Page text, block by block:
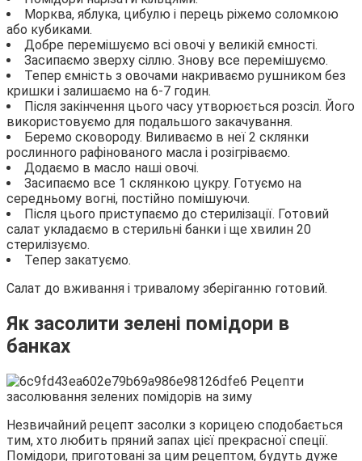
Морква, яблука, цибулю і перець ріжемо соломкою
або кубиками.
Добре перемішуємо всі овочі у великій ємності.
Засипаємо зверху сіллю. Знову все перемішуємо.
Тепер ємність з овочами накриваємо рушником без
кришки і залишаємо на 6-7 годин.
Після закінчення цього часу утворюється розсіл. Його
використовуємо для подальшого закачування.
Беремо сковороду. Виливаємо в неї 2 склянки
рослинного рафінованого масла і розігріваємо.
Додаємо в масло наші овочі.
Засипаємо все 1 склянкою цукру. Готуємо на
середньому вогні, постійно помішуючи.
Після цього приступаємо до стерилізації. Готовий
салат укладаємо в стерильні банки і ще хвилин 20
стерилізуємо.
Тепер закатуємо.
Салат до вживання і тривалому зберіганню готовий.
Як засолити зелені помідори в
банках
Незвичайний рецепт засолки з корицею сподобається
тим, хто любить пряний запах цієї прекрасної спеції.
Помідори, приготовані за цим рецептом, будуть дуже